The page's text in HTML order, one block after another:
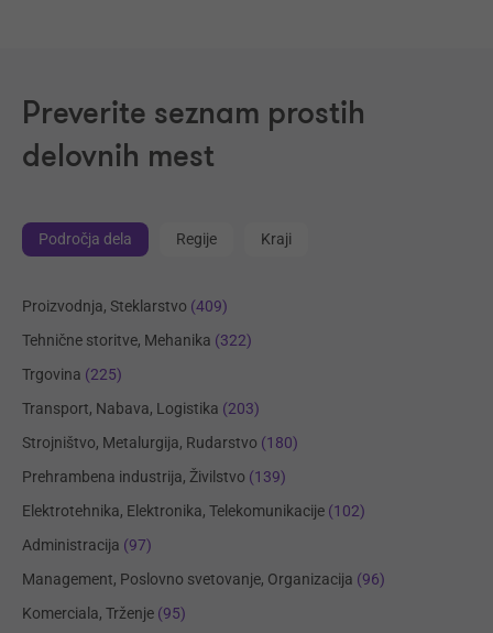
Preverite seznam prostih
delovnih mest
Področja dela Regije Kraji
Proizvodnja, Steklarstvo (409)
Tehnične storitve, Mehanika (322)
Trgovina (225)
Transport, Nabava, Logistika (203)
Strojništvo, Metalurgija, Rudarstvo (180)
Prehrambena industrija, Živilstvo (139)
Elektrotehnika, Elektronika, Telekomunikacije (102)
Administracija (97)
Management, Poslovno svetovanje, Organizacija (96)
Komerciala, Trženje (95)